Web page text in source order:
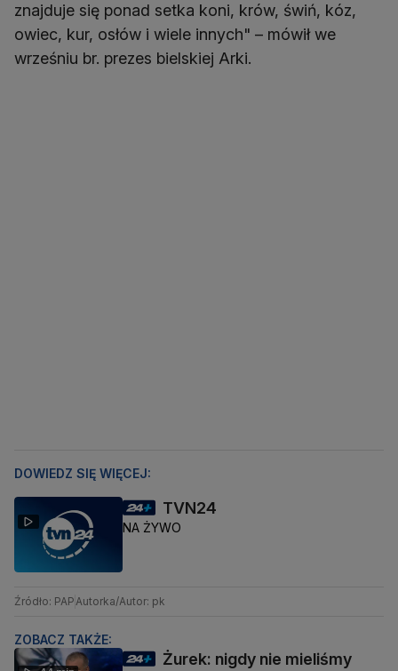
znajduje się ponad setka koni, krów, świń, kóz,
owiec, kur, osłów i wiele innych" – mówił we
wrześniu br. prezes bielskiej Arki.
DOWIEDZ SIĘ WIĘCEJ:
TVN24
NA ŻYWO
Źródło: PAP Autorka/Autor: pk
ZOBACZ TAKŻE:
Żurek: nigdy nie mieliśmy